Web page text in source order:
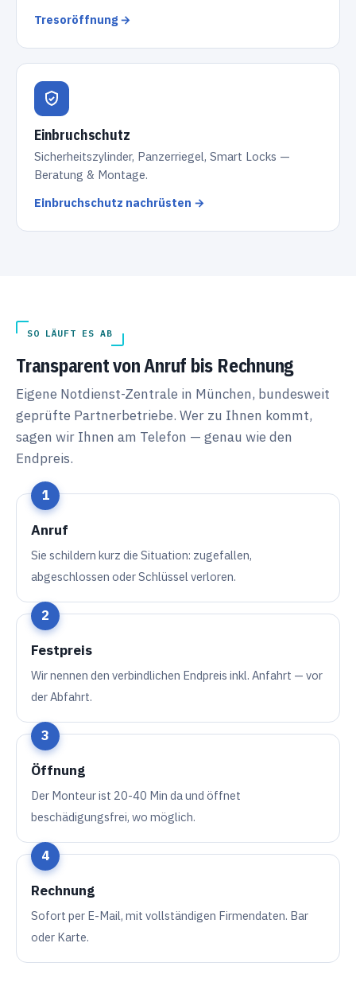
Tresoröffnung →
Einbruchschutz
Sicherheitszylinder, Panzerriegel, Smart Locks —
Beratung & Montage.
Einbruchschutz nachrüsten →
SO LÄUFT ES AB
Transparent von Anruf bis Rechnung
Eigene Notdienst-Zentrale in München, bundesweit
geprüfte Partnerbetriebe. Wer zu Ihnen kommt,
sagen wir Ihnen am Telefon — genau wie den
Endpreis.
Anruf
Sie schildern kurz die Situation: zugefallen,
abgeschlossen oder Schlüssel verloren.
Festpreis
Wir nennen den verbindlichen Endpreis inkl. Anfahrt — vor
der Abfahrt.
Öffnung
Der Monteur ist 20-40 Min da und öffnet
beschädigungsfrei, wo möglich.
Rechnung
Sofort per E-Mail, mit vollständigen Firmendaten. Bar
oder Karte.